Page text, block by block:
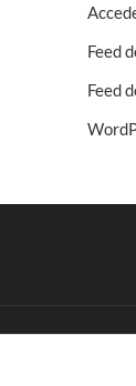
Feed
Feed